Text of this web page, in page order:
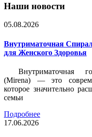
Наши новости
05.08.2026
Внутриматочная
для Женского Здоровья
Внутриматочная
(Mirena) — это
которое значительно
семьи
Подробнее
17.06.2026